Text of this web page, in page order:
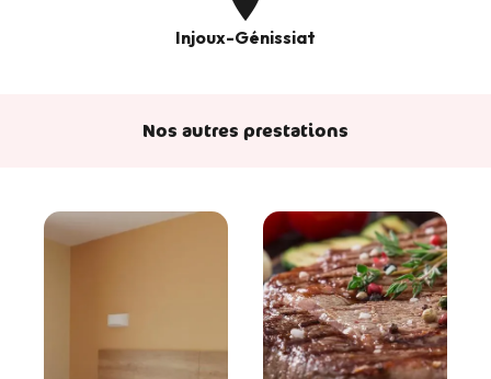
Injoux-Génissiat
Nos autres prestations